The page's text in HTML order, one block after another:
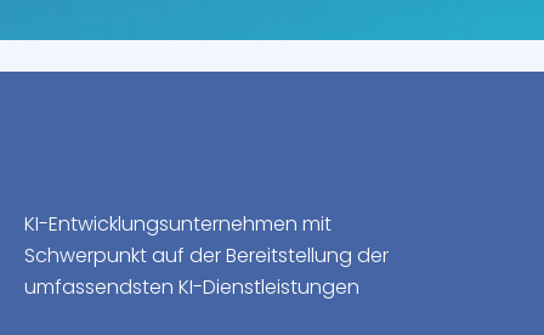
KI-Entwicklungsunternehmen mit
Schwerpunkt auf der Bereitstellung der
umfassendsten KI-Dienstleistungen